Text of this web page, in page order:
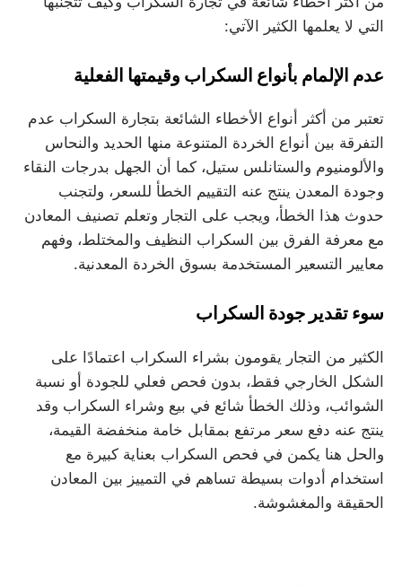
التي لا يعلمها الكثير الآتي:
عدم الإلمام بأنواع السكراب وقيمتها الفعلية
تعتبر من أكثر أنواع الأخطاء الشائعة بتجارة السكراب عدم
التفرقة بين أنواع الخردة المتنوعة منها الحديد والنحاس
والألومنيوم والستانلس ستيل، كما أن الجهل بدرجات النقاء
وجودة المعدن ينتج عنه التقييم الخطأ للسعر، ولتجنب
حدوث هذا الخطأ، ويجب على التجار وتعلم تصنيف المعادن
مع معرفة الفرق بين السكراب النظيف والمختلط، وفهم
معايير التسعير المستخدمة بسوق الخردة المعدنية.
سوء تقدير جودة السكراب
الكثير من التجار يقومون بشراء السكراب اعتمادًا على
الشكل الخارجي فقط، بدون فحص فعلي للجودة أو نسبة
الشوائب، وذلك الخطأ شائع في بيع وشراء السكراب وقد
ينتج عنه دفع سعر مرتفع بمقابل خامة منخفضة القيمة،
والحل هنا يكمن في فحص السكراب بعناية كبيرة مع
استخدام أدوات بسيطة تساهم في التمييز بين المعادن
الحقيقة والمغشوشة.